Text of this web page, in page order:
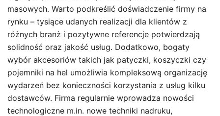
masowych. Warto podkreślić doświadczenie firmy na
rynku – tysiące udanych realizacji dla klientów z
różnych branż i pozytywne referencje potwierdzają
solidność oraz jakość usług. Dodatkowo, bogaty
wybór akcesoriów takich jak patyczki, koszyczki czy
pojemniki na hel umożliwia kompleksową organizację
wydarzeń bez konieczności korzystania z usług kilku
dostawców. Firma regularnie wprowadza nowości
technologiczne m.in. nowe techniki nadruku,